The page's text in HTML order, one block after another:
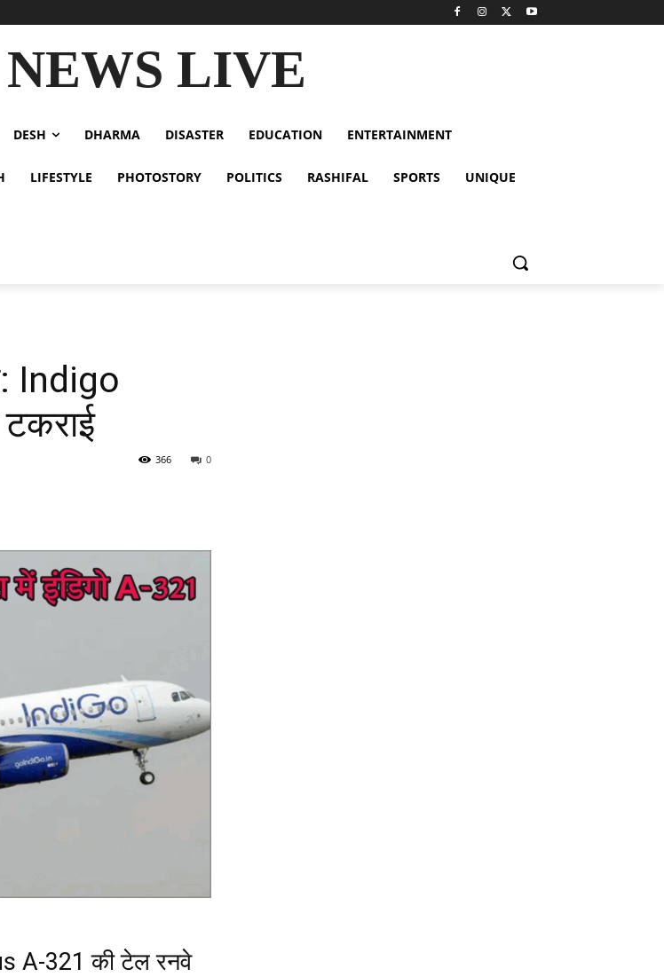
LIVE
DESH DHARMA DISASTER EDUCATION ENTERTAINMENT
LIFESTYLE PHOTOSTORY POLITICS RASHIFAL SPORTS UNIQUE
Indigo
0
366
A-321 की टेल रनवे